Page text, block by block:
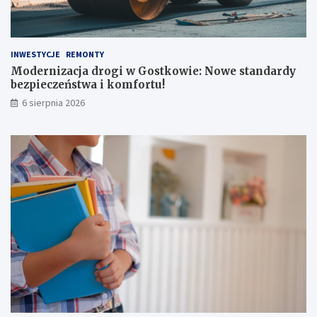
INWESTYCJE REMONTY
Modernizacja drogi w Gostkowie: Nowe standardy
bezpieczeństwa i komfortu!
6 sierpnia 2026